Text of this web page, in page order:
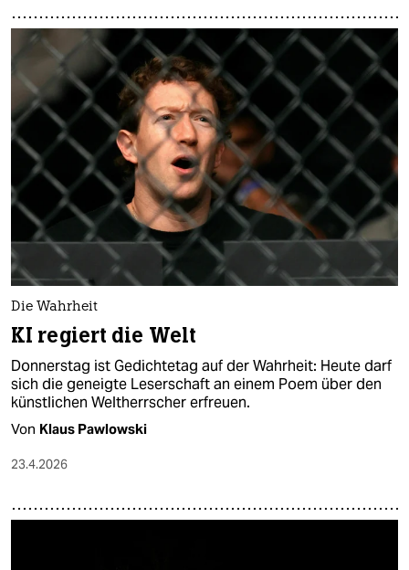
Die Wahrheit
KI regiert die Welt
Donnerstag ist Gedichtetag auf der Wahrheit: Heute darf
sich die geneigte Leserschaft an einem Poem über den
künstlichen Weltherrscher erfreuen.
Von Klaus Pawlowski
23.4.2026